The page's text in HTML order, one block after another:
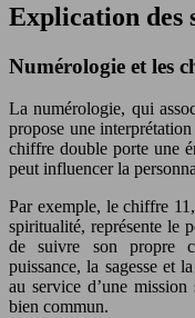
Explication des
Numérologie et les
La numérologie, qui
propose une
chiffre double porte une
peut influencer la
Par exemple, le chiffre
spiritualité, représente le
de suivre son propre
puissance, la sagesse et
au service d’une
bien commun.